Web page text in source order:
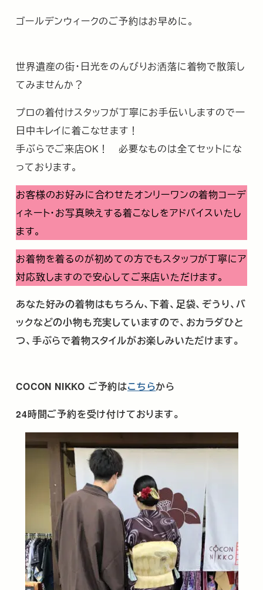
ゴールデンウィークのご予約はお早めに。
世界遺産の街・日光をのんびりお洒落に着物で散策し
てみませんか？
プロの着付けスタッフが丁寧にお手伝いしますので一
日中キレイに着こなせます！
手ぶらでご来店OK！ 必要なものは全てセットにな
っております。
お客様のお好みに合わせたオンリーワンの着物コーデ
ィネート・お写真映えする着こなしをアドバイスいたし
ます。
お着物を着るのが初めての方でもスタッフが丁寧にア
対応致しますので安心してご来店いただけます。
あなた好みの着物はもちろん、下着、足袋、ぞうり、バ
ックなどの小物も充実していますので、おカラダひと
つ、手ぶらで着物スタイルがお楽しみいただけます。
COCON NIKKO ご予約はこちらから
24時間ご予約を受け付けております。